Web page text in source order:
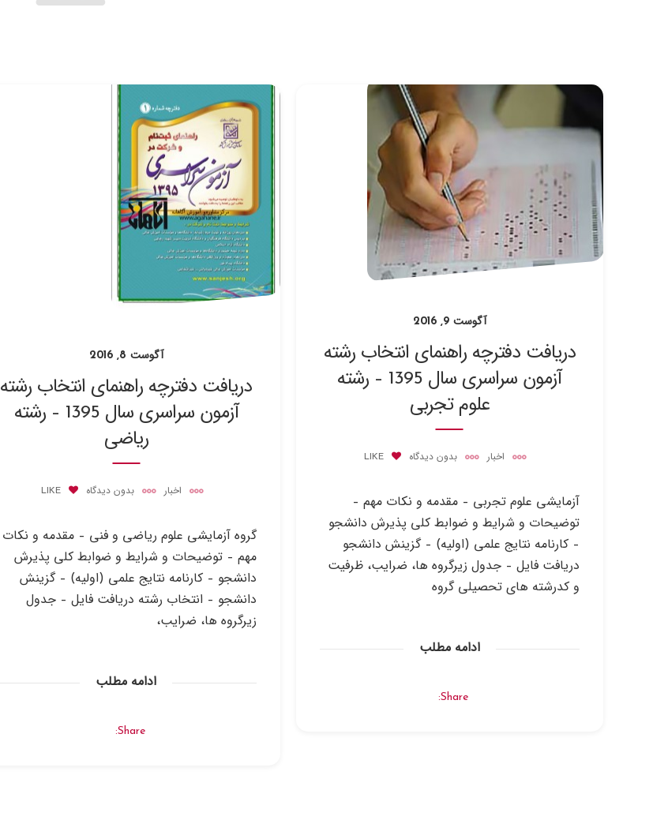
آگوست 9, 2016
دریافت دفترچه راهنمای انتخاب رشته
آزمون سراسری سال 1395 – رشته
علوم تجربی
اخبار بدون دیدگاه LIKE
آزمايشي علوم تجربي – مقدمه و نكات مهم –
توضيحات و شرايط و ضوابط كلي پذيرش دانشجو
– كارنامه نتايج علمي (اوليه) – گزينش دانشجو
دريافت فايل – جدول زيرگروه ها، ضرايب، ظرفيت
و كدرشته هاي تحصيلي گروه
ادامه مطلب
Share:
آگوست 8, 2016
دریافت دفترچه راهنمای انتخاب رشته
آزمون سراسری سال 1395 – رشته
ریاضی
اخبار بدون دیدگاه LIKE
گروه آزمايشي علوم رياضي و فني – مقدمه و نكات
مهم – توضيحات و شرايط و ضوابط كلي پذيرش
دانشجو – كارنامه نتايج علمي (اوليه) – گزينش
دانشجو – انتخاب رشته دریافت فایل – جدول
زيرگروه ها، ضرايب،
ادامه مطلب
Share: